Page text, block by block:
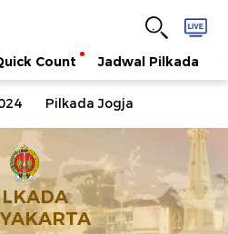
Count Jadwal Pilkada
Pilkada Jogja